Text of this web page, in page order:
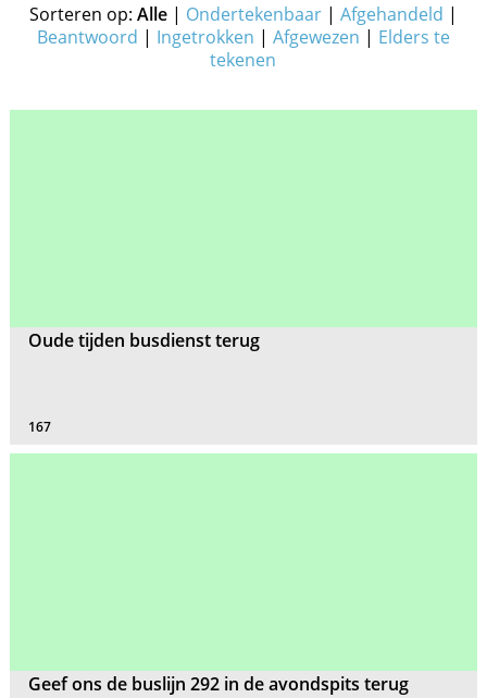
Sorteren op: Alle| Ondertekenbaar| Afgehandeld |
Beantwoord | Ingetrokken | Afgewezen | Elders te
tekenen
Oude tijden busdienst terug
167
Geef ons de buslijn 292 in de avondspits terug